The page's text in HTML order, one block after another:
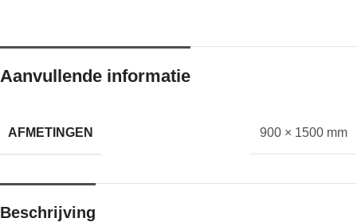
Aanvullende informatie
AFMETINGEN 900 × 1500 mm
Beschrijving